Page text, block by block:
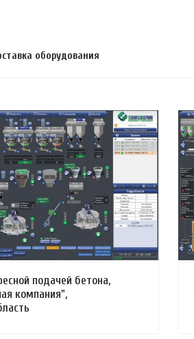
оборудования
проект
подачей бетона,
компания",